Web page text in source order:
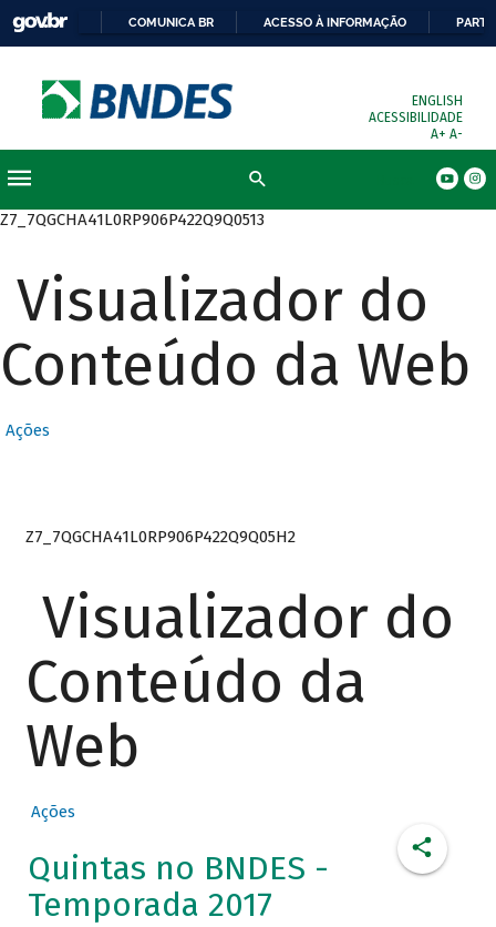
COMUNICA BR ACESSO À INFORMAÇÃO
ENGLISH
ACESSIBILIDADE
A+ A-
Z7_7QGCHA41L0RP906P422Q9Q0513
Visualizador do
Conteúdo da Web
Ações
Z7_7QGCHA41L0RP906P422Q9Q05H2
Visualizador do
Conteúdo da
Web
Ações
Quintas no BNDES -
Temporada 2017